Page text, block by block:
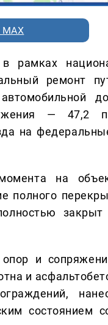
рамках
ремонт
— 47,2
на
на
полного
и
и
состоянием